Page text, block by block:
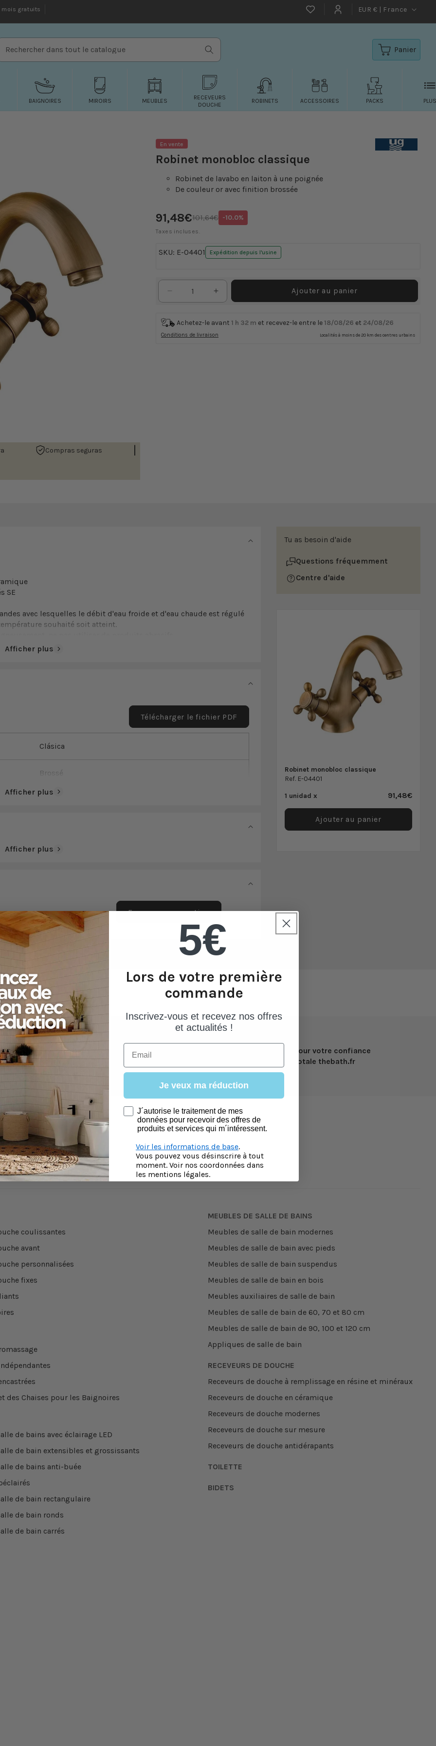
mois gratuits Favoritos Connexion EUR € | France
BAIGNOIRES MIROIRS MEUBLES
RECEVEURS
DOUCHE
ROBINETS ACCESSOIRES PACKS PLUS
Rechercher dans tout le catalogue Panier
Compras seguras |
En vente
Robinet monobloc classique
Robinet de lavabo en laiton à une poignée
De couleur or avec finition brossée
Prix
habituel
101,64€
Prix
promotionnel
91,48€
Translation
missing:
-10.0%
Taxes incluses.
SKU: E-04401 Expédition depuis l'usine
Réduire
la
quantité
de
Robinet
Augmenter
la
de
Robinet
Ajouter au panier
Achetez-le avant 1 h 32 m et recevez-le entre le 18/08/26 et 24/08/26
Conditions de livraison Localités à moins de 20 km des centres urbains
SE
avec lesquelles le débit d'eau froide et d'eau chaude est régulé
souhaité soit atteint.
Afficher plus
Télécharger le fichier PDF
Clásica
Brossé
Or
17,65
Laiton
1
Lisse
Lavabo
Classique
Mélangeur
Jaunes
Afficher plus
Afficher plus
Envoyer une question
Tu as besoin d'aide
Questions fréquemment
Centre d'aide
Robinet monobloc classique
Ref. E-04401
1 unidad x 91,48€
Ajouter au panier
Si vous ne l'aimez pas,
vous le retournez.
Tous vos achats avec un
Pour votre confiance
totale thebath.fr
coulissantes
avant
personnalisées
fixes
des Chaises pour les Baignoires
de bains avec éclairage LED
de bain extensibles et grossissants
de bains anti-buée
de bain rectangulaire
de bain ronds
de bain carrés
MEUBLES DE SALLE DE BAINS
Meubles de salle de bain modernes
Meubles de salle de bain avec pieds
Meubles de salle de bain suspendus
Meubles de salle de bain en bois
Meubles auxiliaires de salle de bain
Meubles de salle de bain de 60, 70 et 80 cm
Meubles de salle de bain de 90, 100 et 120 cm
Appliques de salle de bain
RECEVEURS DE DOUCHE
Receveurs de douche à remplissage en résine et minéraux
Receveurs de douche en céramique
Receveurs de douche modernes
Receveurs de douche sur mesure
Receveurs de douche antidérapants
TOILETTE
BIDETS
5€
Lors de votre première
commande
Inscrivez-vous et recevez nos offres
et actualités !
Email
Je veux ma réduction
consentimiento newsletter francia
J´autorise le traitement de mes
données pour recevoir des offres de
produits et services qui m´intéressent.
Voir les informations de base.
Vous pouvez vous désinscrire à tout
moment. Voir nos coordonnées dans
les mentions légales.